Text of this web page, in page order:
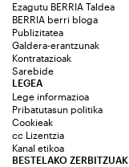
Ezagutu BERRIA Taldea
BERRIA berri bloga
Publizitatea
Galdera-erantzunak
Kontratazioak
Sarebide
LEGEA
Lege informazioa
Pribatutasun politika
Cookieak
cc Lizentzia
Kanal etikoa
BESTELAKO ZERBITZUAK